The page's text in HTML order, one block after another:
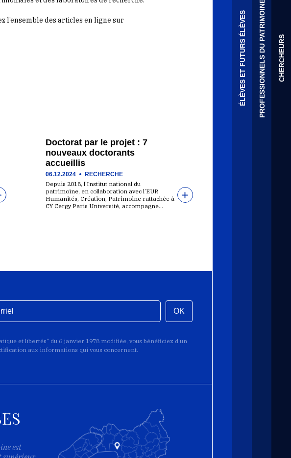
ÉLÈVES ET FUTURS ÉLÈVESPROFESSIONNELS DU PATRIMOINE CHERCHEURS
l’ensemble des articles en ligne sur
Doctorat par le projet : 7
nouveaux doctorants
accueillis
06.12.2024 RECHERCHE
Depuis 2018, l’Institut national du
patrimoine, en collaboration avec l’EUR
Humanités, Création, Patrimoine rattachée à
CY Cergy Paris Université, accompagne…
OK
et libertés" du 6 janvier 1978 modifiée, vous bénéficiez d’un
aux informations qui vous concernent.
est